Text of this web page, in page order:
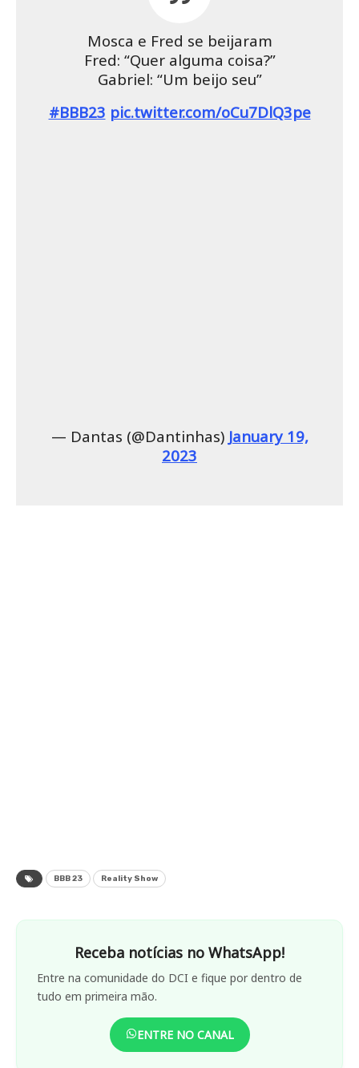
Mosca e Fred se beijaram
Fred: “Quer alguma coisa?”
Gabriel: “Um beijo seu”
#BBB23 pic.twitter.com/oCu7DlQ3pe
— Dantas (@Dantinhas) January 19,
2023
BBB 23 Reality Show
Receba notícias no WhatsApp!
Entre na comunidade do DCI e fique por dentro de
tudo em primeira mão.
ENTRE NO CANAL